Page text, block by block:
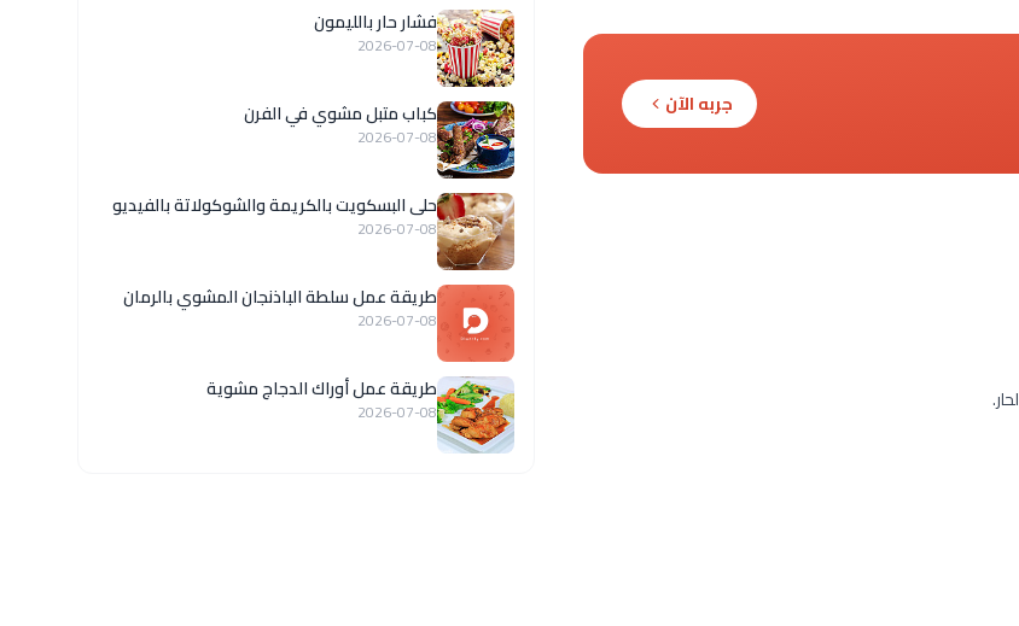
جربه الآن
فشار حار بالليمون
2026-07-08
كباب متبل مشوي في الفرن
2026-07-08
حلى البسكويت بالكريمة والشوكولاتة بالفيديو
2026-07-08
طريقة عمل سلطة الباذنجان المشوي بالرمان
2026-07-08
طريقة عمل أوراك الدجاج مشوية
2026-07-08